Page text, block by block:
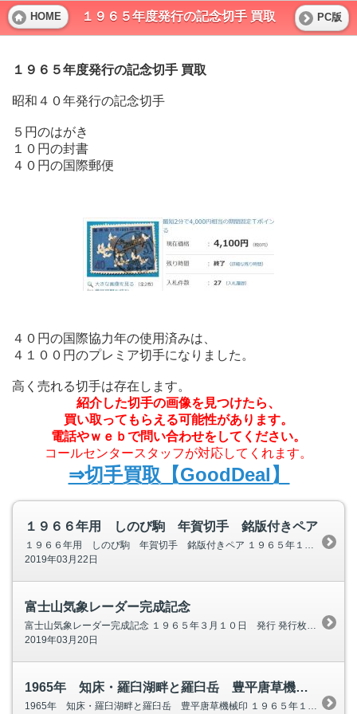
HOME １９６５年度発行の記念切手 買取 PC版
１９６５年度発行の記念切手 買取
昭和４０年発行の記念切手
５円のはがき
１０円の封書
４０円の国際郵便
４０円の国際協力年の使用済みは、
４１００円のプレミア切手になりました。
高く売れる切手は存在します。
紹介した切手の画像を見つけたら、
買い取ってもらえる可能性があります。
電話やｗｅｂで問い合わせをしてください。
コールセンタースタッフが対応してくれます。
⇒切手買取【GoodDeal】
１９６６年用 しのび駒 年賀切手 銘版付きペア
2019年03月22日
富士山気象レーダー完成記念
2019年03月20日
1965年 知床・羅臼湖畔と羅臼岳 豊平唐草機械印